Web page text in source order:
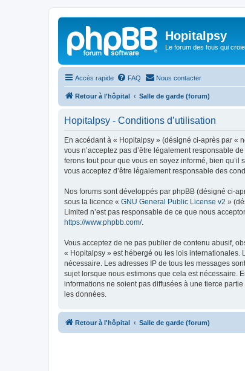
Hopitalpsy
Le forum des fous qui
Accès rapide FAQ Nous contacter
Retour à l'hôpital Salle de garde (forum)
Hopitalpsy - Conditions d’utilisation
En accédant à « Hopitalpsy » (désigné ci-après par «
vous n’acceptez pas d’être légalement responsable
ferons tout pour que vous en soyez informé, bien
vous acceptez d’être légalement responsable des
Nos forums sont développés par phpBB (désigné ci-
sous la licence « GNU General Public License v2 »
Limited n’est pas responsable de ce que nous
https://www.phpbb.com/.
Vous acceptez de ne pas publier de contenu abusif,
« Hopitalpsy » est hébergé ou les lois internationales.
nécessaire. Les adresses IP de tous les messages
sujet lorsque nous estimons que cela est nécessaire.
informations ne soient pas diffusées à une tierce
les données.
Retour à l'hôpital Salle de garde (forum)